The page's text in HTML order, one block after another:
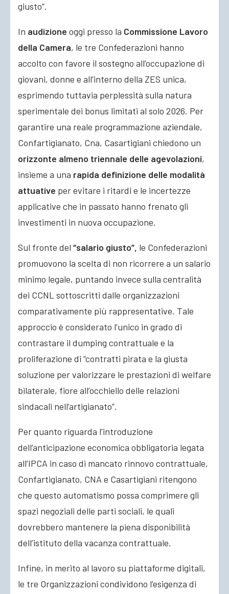
giusto”.
In audizione oggi presso la Commissione Lavoro
della Camera, le tre Confederazioni hanno
accolto con favore il sostegno all’occupazione di
giovani, donne e all’interno della ZES unica,
esprimendo tuttavia perplessità sulla natura
sperimentale dei bonus limitati al solo 2026. Per
garantire una reale programmazione aziendale,
Confartigianato, Cna, Casartigiani chiedono un
orizzonte almeno triennale delle agevolazioni,
insieme a una rapida definizione delle modalità
attuative per evitare i ritardi e le incertezze
applicative che in passato hanno frenato gli
investimenti in nuova occupazione.
Sul fronte del “salario giusto”, le Confederazioni
promuovono la scelta di non ricorrere a un salario
minimo legale, puntando invece sulla centralità
dei CCNL sottoscritti dalle organizzazioni
comparativamente più rappresentative. Tale
approccio è considerato l’unico in grado di
contrastare il dumping contrattuale e la
proliferazione di “contratti pirata e la giusta
soluzione per valorizzare le prestazioni di welfare
bilaterale, fiore all’occhiello delle relazioni
sindacali nell’artigianato”.
Per quanto riguarda l’introduzione
dell’anticipazione economica obbligatoria legata
all’IPCA in caso di mancato rinnovo contrattuale,
Confartigianato, CNA e Casartigiani ritengono
che questo automatismo possa comprimere gli
spazi negoziali delle parti sociali, le quali
dovrebbero mantenere la piena disponibilità
dell’istituto della vacanza contrattuale.
Infine, in merito al lavoro su piattaforme digitali,
le tre Organizzazioni condividono l’esigenza di